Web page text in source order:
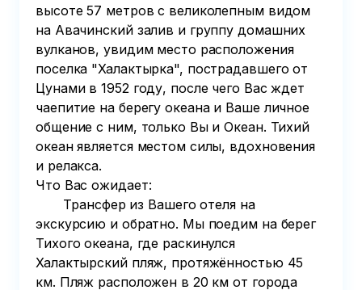
высоте 57 метров с великолепным видом
на Авачинский залив и группу домашних
вулканов, увидим место расположения
поселка "Халактырка", пострадавшего от
Цунами в 1952 году, после чего Вас ждет
чаепитие на берегу океана и Ваше личное
общение с ним, только Вы и Океан. Тихий
океан является местом силы, вдохновения
и релакса.
Что Вас ожидает:
экскурсию и обратно. Мы поедим на берег
Тихого океана, где раскинулся
Халактырский пляж, протяжённостью 45
км. Пляж расположен в 20 км от города